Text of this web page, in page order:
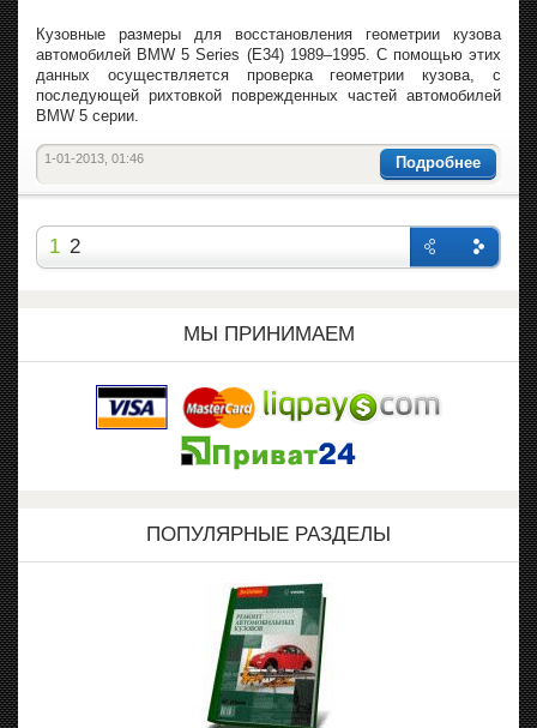
Кузовные размеры для восстановления геометрии кузова
автомобилей BMW 5 Series (E34) 1989–1995. С помощью этих
данных осуществляется проверка геометрии кузова, с
последующей рихтовкой поврежденных частей автомобилей
BMW 5 серии.
Подробнее
1-01-2013, 01:46
1 2
МЫ ПРИНИМАЕМ
ПОПУЛЯРНЫЕ РАЗДЕЛЫ